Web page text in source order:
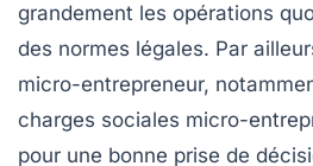
grandement les opérations
des normes légales. Par
micro-entrepreneur,
charges sociales micro-
pour une bonne prise de